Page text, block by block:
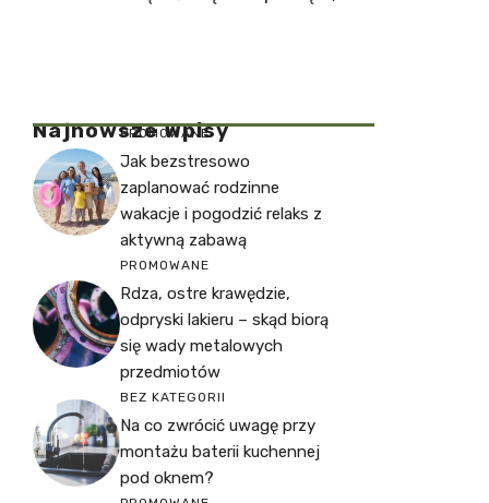
Najnowsze Wpisy
PROMOWANE
Jak bezstresowo
zaplanować rodzinne
wakacje i pogodzić relaks z
aktywną zabawą
PROMOWANE
Rdza, ostre krawędzie,
odpryski lakieru – skąd biorą
się wady metalowych
przedmiotów
BEZ KATEGORII
Na co zwrócić uwagę przy
montażu baterii kuchennej
pod oknem?